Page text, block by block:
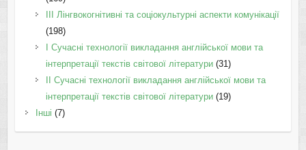
IІI Лінгвокогнітивні та соціокультурні аспекти комунікації
(198)
I Cучасні технології викладання англійської мови та
інтерпретації текстів світової літератури(31)
II Cучасні технології викладання англійської мови та
інтерпретації текстів світової літератури(19)
Інші (7)